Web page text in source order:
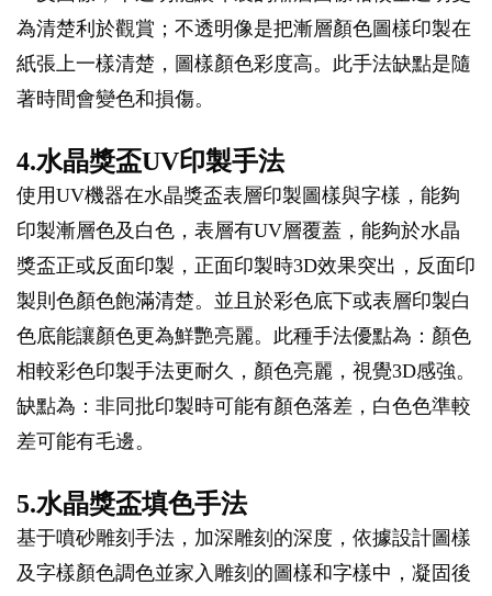
為清楚利於觀賞；不透明像是把漸層顏色圖樣印製在
紙張上一樣清楚，圖樣顏色彩度高。此手法缺點是隨
著時間會變色和損傷。
4.水晶獎盃UV印製手法
使用UV機器在水晶獎盃表層印製圖樣與字樣，能夠
印製漸層色及白色，表層有UV層覆蓋，能夠於水晶
獎盃正或反面印製，正面印製時3D效果突出，反面印
製則色顏色飽滿清楚。並且於彩色底下或表層印製白
色底能讓顏色更為鮮艷亮麗。此種手法優點為：顏色
相較彩色印製手法更耐久，顏色亮麗，視覺3D感強。
缺點為：非同批印製時可能有顏色落差，白色色準較
差可能有毛邊。
5.水晶獎盃填色手法
基于噴砂雕刻手法，加深雕刻的深度，依據設計圖樣
及字樣顏色調色並家入雕刻的圖樣和字樣中，凝固後